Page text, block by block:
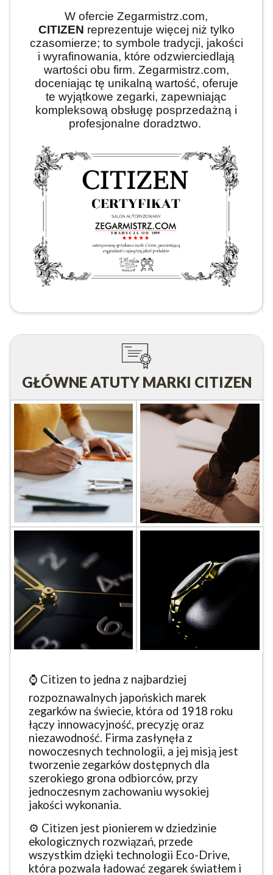
W ofercie Zegarmistrz.com,
CITIZEN reprezentuje więcej niż tylko
czasomierze; to symbole tradycji, jakości
i wyrafinowania, które odzwierciedlają
wartości obu firm. Zegarmistrz.com,
doceniając tę unikalną wartość, oferuje
te wyjątkowe zegarki, zapewniając
kompleksową obsługę posprzedażną i
profesjonalne doradztwo.
GŁÓWNE ATUTY MARKI CITIZEN
⌚ Citizen to jedna z najbardziej
rozpoznawalnych japońskich marek
zegarków na świecie, która od 1918 roku
łączy innowacyjność, precyzję oraz
niezawodność. Firma zasłynęła z
nowoczesnych technologii, a jej misją jest
tworzenie zegarków dostępnych dla
szerokiego grona odbiorców, przy
jednoczesnym zachowaniu wysokiej
jakości wykonania.
⚙️ Citizen jest pionierem w dziedzinie
ekologicznych rozwiązań, przede
wszystkim dzięki technologii Eco-Drive,
która pozwala ładować zegarek światłem i